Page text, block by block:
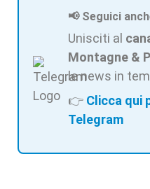
📢 Seguici
Unisciti al
Montagne &
le news in
👉 Clicca qui
Telegram